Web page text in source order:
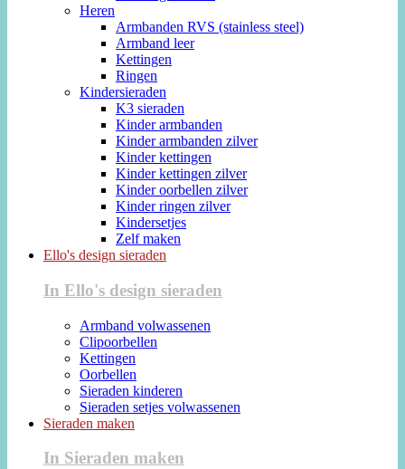
Heren
Armbanden RVS (stainless steel)
Armband leer
Kettingen
Ringen
Kindersieraden
K3 sieraden
Kinder armbanden
Kinder armbanden zilver
Kinder kettingen
Kinder kettingen zilver
Kinder oorbellen zilver
Kinder ringen zilver
Kindersetjes
Zelf maken
Ello's design sieraden
In Ello's design sieraden
Armband volwassenen
Clipoorbellen
Kettingen
Oorbellen
Sieraden kinderen
Sieraden setjes volwassenen
Sieraden maken
In Sieraden maken